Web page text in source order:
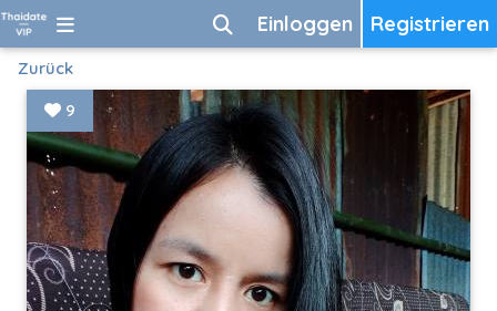
Registrieren
Einloggen
Zurück
9